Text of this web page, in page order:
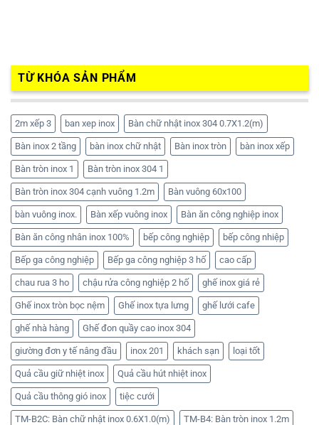
TỪ KHÓA SẢN PHẨM
2m xếp 3 ban xep inox Bàn chữ nhật inox 304 0.7X1.2(m)
Bàn inox 2 tầng bàn inox chữ nhật Bàn inox tròn bàn inox xếp
Bàn tròn inox 1 Bàn tròn inox 304 1
Bàn tròn inox 304 cạnh vuông 1.2m Bàn vuông 60x100
bàn vuông inox. Bàn xếp vuông inox Bàn ăn công nghiệp inox
Bàn ăn công nhân inox 100% bếp công nghiệp bếp công nhiệp
Bếp ga công nghiệp Bếp ga công nghiệp 3 hố cao cấp
chau rua 3 ho chậu rửa công nghiệp 2 hố ghế inox giá rẻ
Ghế inox tròn bọc nệm Ghế inox tựa lưng ghế lưới cafe
ghế nhà hàng Ghế đon quầy cao inox 304
giường đơn y tế nâng đầu inox 201 khách sạn loại tốt
Quả cầu giữ nhiệt inox Quả cầu hút nhiệt inox
Quả cầu thông gió inox tiệc cưới
TM-B2C: Bàn chữ nhật inox 0.6X1.0(m) TM-B4: Bàn tròn inox 1.2m